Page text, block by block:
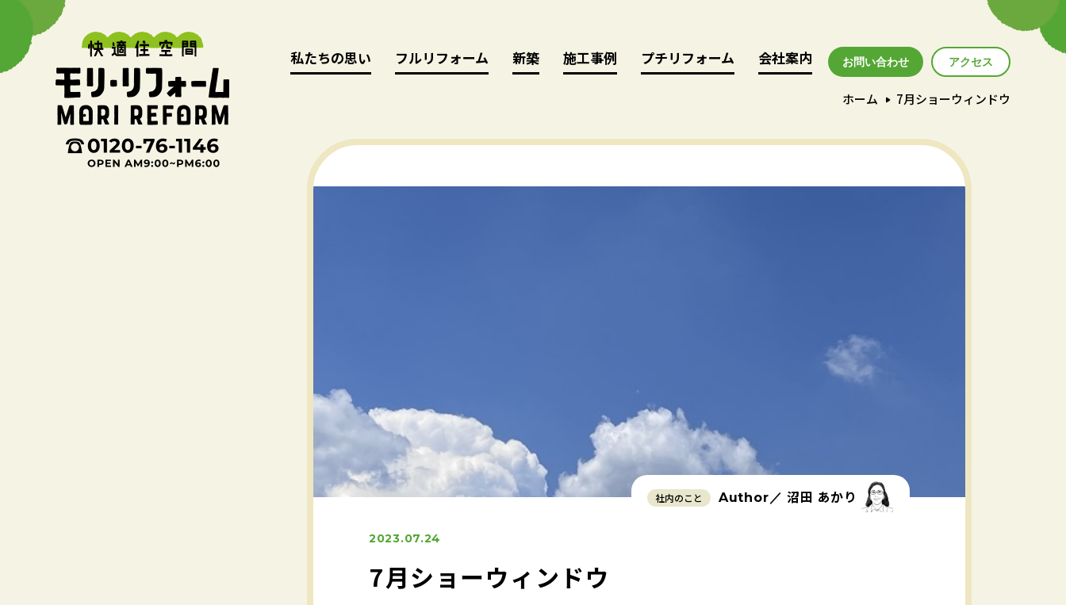
私たちの思い
私たちの思い フルリフォーム
フルリフォーム 新築
新築 施工事例
施工事例 プチリフォーム
プチリフォーム 会社案内
会社案内 お問い合わせ アクセス
アクセス
ホーム 7月ショーウィンドウ
社内のこと Author／沼田 あかり
2023.07.24
7月ショーウィンドウ